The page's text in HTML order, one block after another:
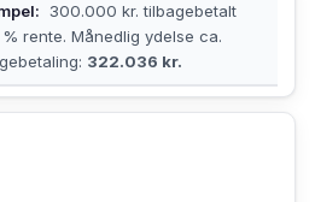
300.000 kr. tilbagebetalt
rente. Månedlig ydelse ca.
322.036 kr.